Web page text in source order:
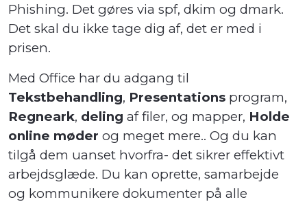
Phishing. Det gøres via spf, dkim og dmark.
Det skal du ikke tage dig af, det er med i
prisen.
Med Office har du adgang til
Tekstbehandling, Presentations program,
Regneark, deling af filer, og mapper, Holde
online møder og meget mere.. Og du kan
tilgå dem uanset hvorfra- det sikrer effektivt
arbejdsglæde. Du kan oprette, samarbejde
og kommunikere dokumenter på alle